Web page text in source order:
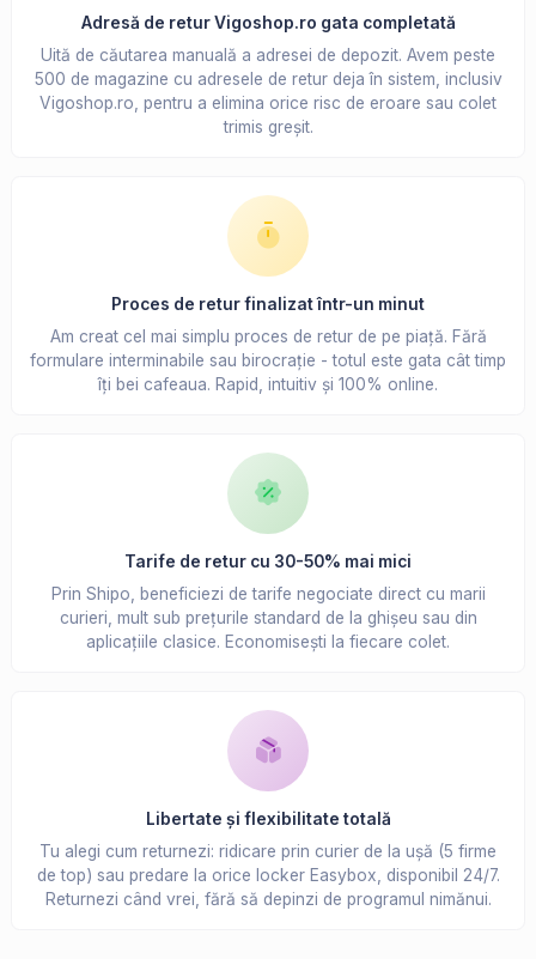
Adresă de retur Vigoshop.ro gata completată
Uită de căutarea manuală a adresei de depozit. Avem peste
500 de magazine cu adresele de retur deja în sistem, inclusiv
Vigoshop.ro, pentru a elimina orice risc de eroare sau colet
trimis greșit.
Proces de retur finalizat într-un minut
Am creat cel mai simplu proces de retur de pe piață. Fără
formulare interminabile sau birocrație - totul este gata cât timp
îți bei cafeaua. Rapid, intuitiv și 100% online.
Tarife de retur cu 30-50% mai mici
Prin Shipo, beneficiezi de tarife negociate direct cu marii
curieri, mult sub prețurile standard de la ghișeu sau din
aplicațiile clasice. Economisești la fiecare colet.
Libertate și flexibilitate totală
Tu alegi cum returnezi: ridicare prin curier de la ușă (5 firme
de top) sau predare la orice locker Easybox, disponibil 24/7.
Returnezi când vrei, fără să depinzi de programul nimănui.